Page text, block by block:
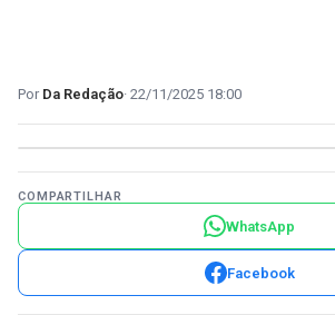
Da Redação 22/11/2025 18:00
COMPARTILHAR
WhatsApp
Facebook